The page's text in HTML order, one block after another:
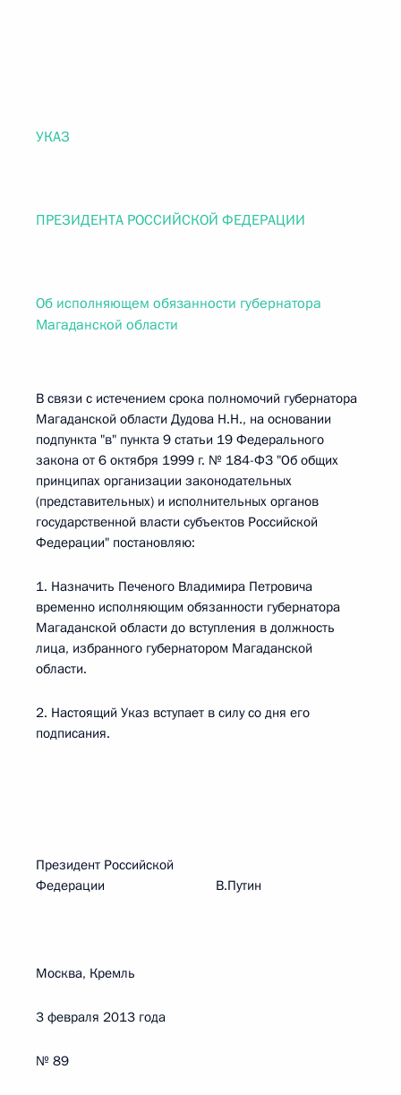
УКАЗ
ПРЕЗИДЕНТА РОССИЙСКОЙ ФЕДЕРАЦИИ
Об исполняющем обязанности губернатора
Магаданской области
В связи с истечением срока полномочий губернатора
Магаданской области Дудова Н.Н., на основании
подпункта "в" пункта 9 статьи 19 Федерального
закона от 6 октября 1999 г. № 184-ФЗ "Об общих
принципах организации законодательных
(представительных) и исполнительных органов
государственной власти субъектов Российской
Федерации" постановляю:
1. Назначить Печеного Владимира Петровича
временно исполняющим обязанности губернатора
Магаданской области до вступления в должность
лица, избранного губернатором Магаданской
области.
2. Настоящий Указ вступает в силу со дня его
подписания.
Президент Российской
Федерации В.Путин
Москва, Кремль
3 февраля 2013 года
№ 89